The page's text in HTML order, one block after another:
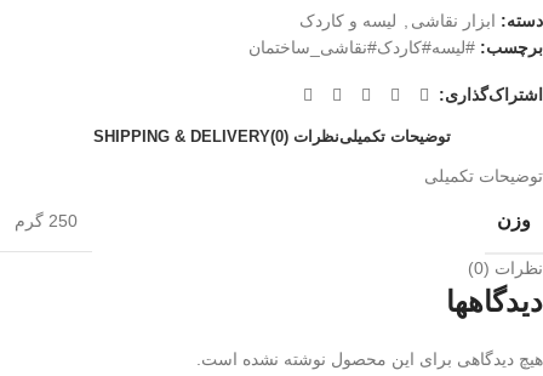
دسته: ابزار نقاشی
لیسه و کاردک
برچسب: #لیسه#کاردک#نقاشی_ساختمان
اشتراک‌گذاری:
توضیحات تکمیلینظرات (0) SHIPPING & DELIVERY
توضیحات تکمیلی
وزن 250 گرم
نظرات (0)
دیدگاهها
هیچ دیدگاهی برای این محصول نوشته نشده است.